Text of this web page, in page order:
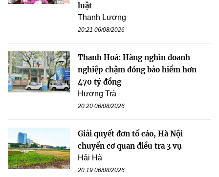
luật
Thanh Lương
20:21 06/08/2026
Thanh Hoá: Hàng nghìn doanh
nghiệp chậm đóng bảo hiểm hơn
470 tỷ đồng
Hương Trà
20:20 06/08/2026
Giải quyết đơn tố cáo, Hà Nội
chuyển cơ quan điều tra 3 vụ
Hải Hà
20:19 06/08/2026